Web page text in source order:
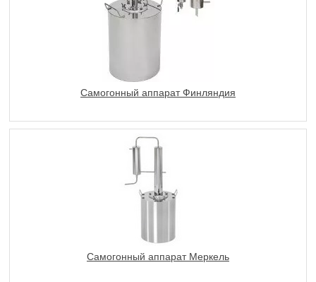
Самогонный аппарат Финляндия
Самогонный аппарат Меркель